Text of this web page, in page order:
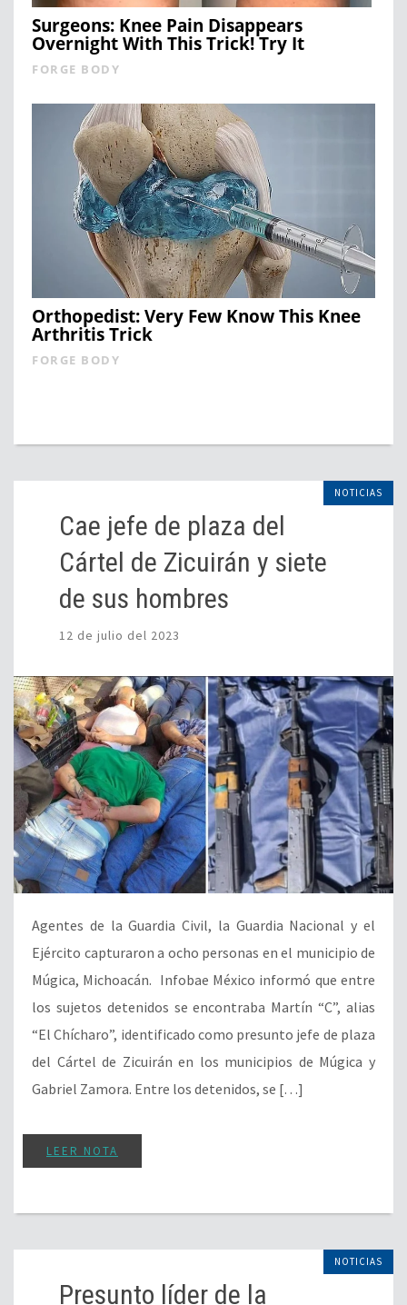
Surgeons: Knee Pain Disappears
Overnight With This Trick! Try It
FORGE BODY
Orthopedist: Very Few Know This Knee
Arthritis Trick
FORGE BODY
NOTICIAS
Cae jefe de plaza del
Cártel de Zicuirán y siete
de sus hombres
12 de julio del 2023
Agentes de la Guardia Civil, la Guardia Nacional y el
Ejército capturaron a ocho personas en el municipio de
Múgica, Michoacán. Infobae México informó que entre
los sujetos detenidos se encontraba Martín “C”, alias
“El Chícharo”, identificado como presunto jefe de plaza
del Cártel de Zicuirán en los municipios de Múgica y
Gabriel Zamora. Entre los detenidos, se […]
LEER NOTA
NOTICIAS
Presunto líder de la